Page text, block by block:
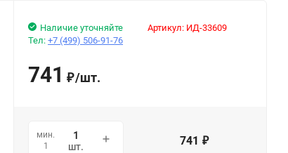
Артикул: ИД-33609
Наличие уточняйте
Тел:+7 (499) 506-91-76
741 ₽/шт.
мин.
1
шт. 741 ₽